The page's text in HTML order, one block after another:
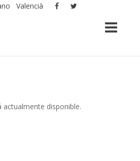
Valencià
actualmente disponible.